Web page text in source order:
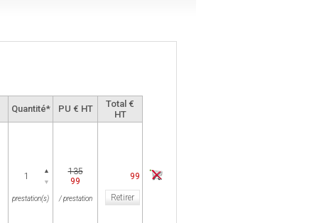
Quantité* PU € HT
Total €
HT
▲
▼
prestation(s)
135
99
/ prestation
99
Retirer